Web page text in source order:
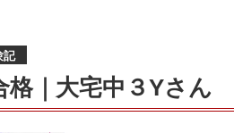
記
格｜大宅中３Yさん